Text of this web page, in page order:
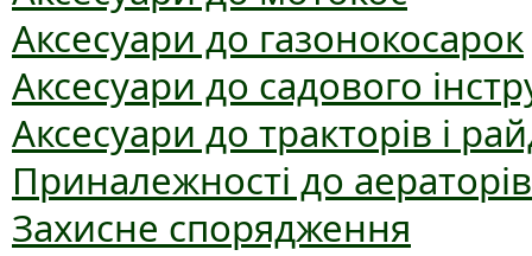
Аксесуари до газонокосарок
Аксесуари до садового
Аксесуари до тракторів і
Приналежності до аераторів
Захисне спорядження